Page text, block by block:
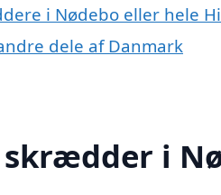
i Nødebo eller hele
dele af Danmark
skrædder i